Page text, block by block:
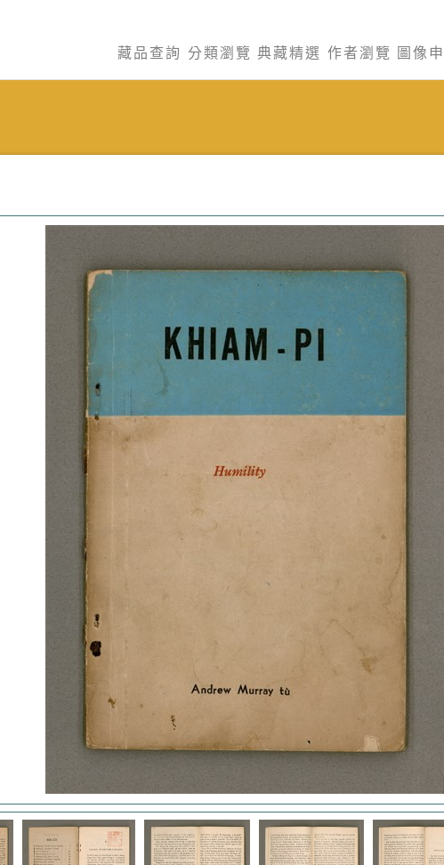
藏品查詢 分類瀏覽 典藏精選 作者瀏覽 圖像